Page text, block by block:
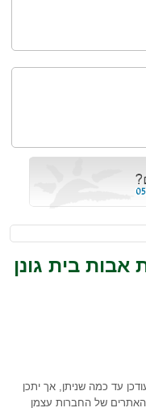
בית גונן
עד כמה שניתן, אך יתכן
האתרים של החברות עצמן